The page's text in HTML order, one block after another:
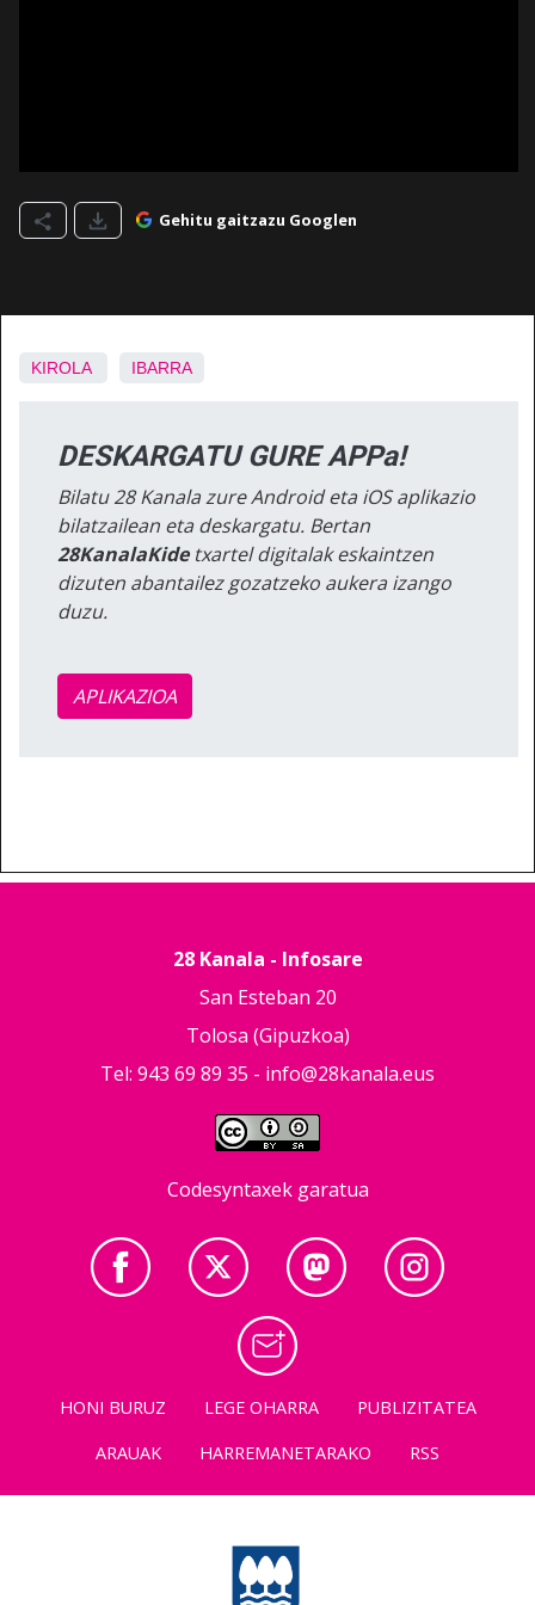
Gehitu gaitzazu Googlen
KIROLA IBARRA
DESKARGATU GURE APPa!
Bilatu 28 Kanala zure Android eta iOS aplikazio
bilatzailean eta deskargatu. Bertan
28KanalaKidetxartel digitalak eskaintzen
dizuten abantailez gozatzeko aukera izango
duzu.
APLIKAZIOA
28 Kanala - Infosare
San Esteban 20
Tolosa (Gipuzkoa)
Tel: 943 69 89 35 - info@28kanala.eus
Codesyntaxek garatua
HONI BURUZ LEGE OHARRA
PUBLIZITATEA
ARAUAK
HARREMANETARAKO RSS